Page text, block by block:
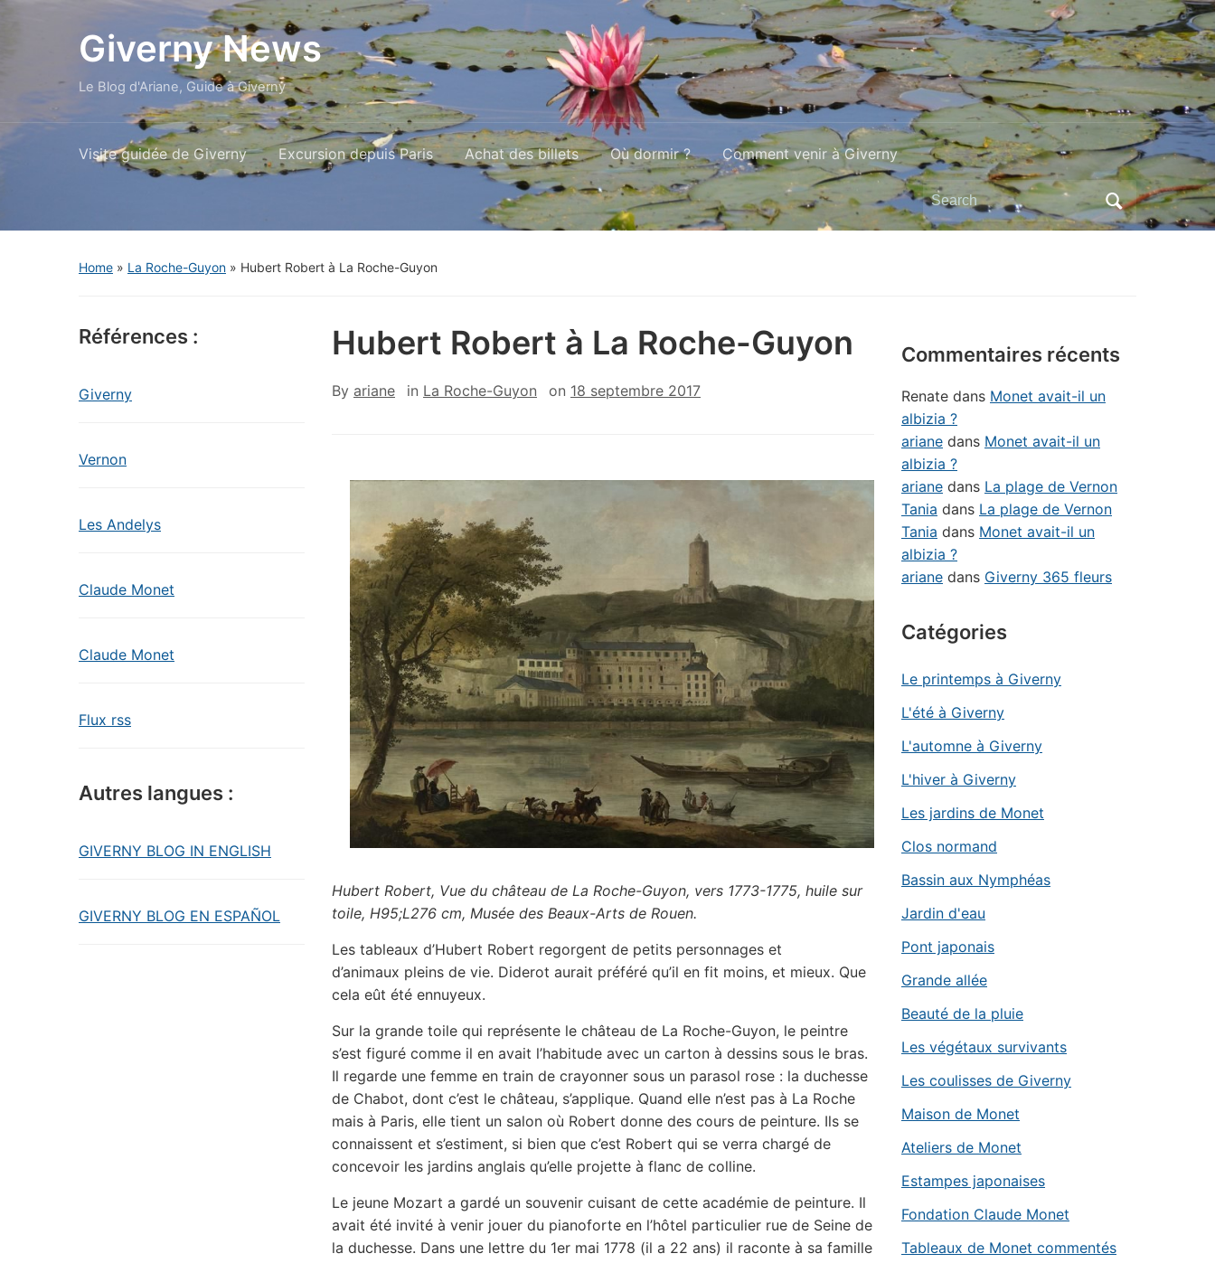
Giverny News
Le Blog d'Ariane, Guide à Giverny
Visite guidée de Giverny Excursion depuis Paris Achat des billets Où dormir ? Comment venir à Giverny
Search
for:
Home » La Roche-Guyon » Hubert Robert à La Roche-Guyon
Références :
Giverny
Vernon
Les Andelys
Claude Monet
Claude Monet
Flux rss
Autres langues :
GIVERNY BLOG IN ENGLISH
GIVERNY BLOG EN ESPAÑOL
Hubert Robert à La Roche-Guyon
By ariane in La Roche-Guyon on 18 septembre 2017
Hubert Robert, Vue du château de La Roche-Guyon, vers 1773-1775, huile sur
toile, H95;L276 cm, Musée des Beaux-Arts de Rouen.
Les tableaux d’Hubert Robert regorgent de petits personnages et
d’animaux pleins de vie. Diderot aurait préféré qu’il en fit moins, et mieux. Que
cela eût été ennuyeux.
Sur la grande toile qui représente le château de La Roche-Guyon, le peintre
s’est figuré comme il en avait l’habitude avec un carton à dessins sous le bras.
Il regarde une femme en train de crayonner sous un parasol rose : la duchesse
de Chabot, dont c’est le château, s’applique. Quand elle n’est pas à La Roche
mais à Paris, elle tient un salon où Robert donne des cours de peinture. Ils se
connaissent et s’estiment, si bien que c’est Robert qui se verra chargé de
concevoir les jardins anglais qu’elle projette à flanc de colline.
Le jeune Mozart a gardé un souvenir cuisant de cette académie de peinture. Il
avait été invité à venir jouer du pianoforte en l’hôtel particulier rue de Seine de
la duchesse. Dans une lettre du 1er mai 1778 (il a 22 ans) il raconte à sa famille
Commentaires récents
Renate dans Monet avait-il un
albizia ?
ariane dans Monet avait-il un
albizia ?
ariane dans La plage de Vernon
Tania dans La plage de Vernon
Tania dans Monet avait-il un
albizia ?
ariane dans Giverny 365 fleurs
Catégories
Le printemps à Giverny
L'été à Giverny
L'automne à Giverny
L'hiver à Giverny
Les jardins de Monet
Clos normand
Bassin aux Nymphéas
Jardin d'eau
Pont japonais
Grande allée
Beauté de la pluie
Les végétaux survivants
Les coulisses de Giverny
Maison de Monet
Ateliers de Monet
Estampes japonaises
Fondation Claude Monet
Tableaux de Monet commentés